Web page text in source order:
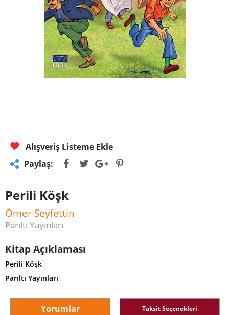
Alışveriş Listeme Ekle
Paylaş:
Perili Köşk
Ömer Seyfettin
Parıltı Yayınları
Kitap Açıklaması
Perili Köşk
Parıltı Yayınları
Yorumlar Taksit Seçenekleri